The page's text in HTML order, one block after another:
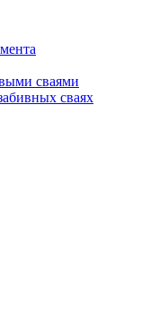
сваями
сваях